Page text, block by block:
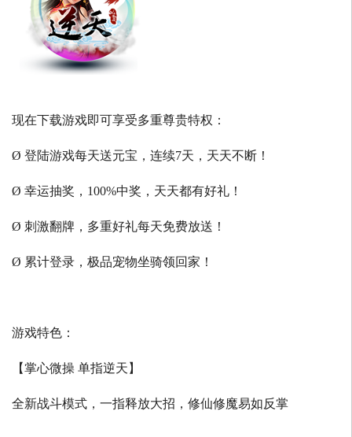
现在下载游戏即可享受多重尊贵特权：
Ø 登陆游戏每天送元宝，连续7天，天天不断！
Ø 幸运抽奖，100%中奖，天天都有好礼！
Ø 刺激翻牌，多重好礼每天免费放送！
Ø 累计登录，极品宠物坐骑领回家！
游戏特色：
【掌心微操 单指逆天】
全新战斗模式，一指释放大招，修仙修魔易如反掌